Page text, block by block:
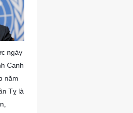
ngày
Canh
năm
Tỵ là